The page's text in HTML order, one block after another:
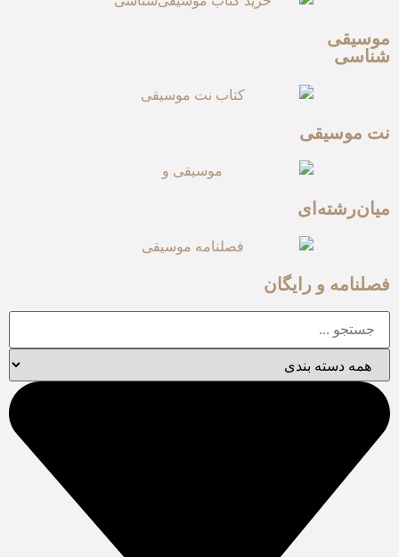
موسیقی
شناسی
نت موسیقی
میان‌رشته‌ای
فصلنامه و رایگان